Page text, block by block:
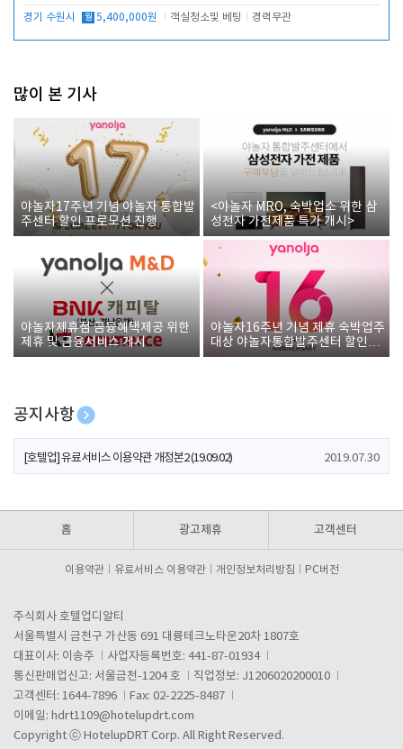
경기 수원시 월 5,400,000원 객실청소및 베팅 경력무관
많이 본 기사
야놀자17주년 기념 야놀자 통합발
주센터 할인 프로모션 진행
<야놀자 MRO, 숙박업소 위한 삼
성전자 가전제품 특가 개시>
야놀자제휴점 금융혜택제공 위한
제휴 및 금융서비스 게시
야놀자16주년 기념 제휴 숙박업주
대상 야놀자통합발주센터 할인쿠
폰 증정
공지사항
[호텔업] 개인정보 처리방침 개정본1 (19.09.02)
[호텔업] 유료서비스 이용약관 개정본2 (19.09.02) 2019.07.30
홈 광고제휴 고객센터
이용약관 유료서비스 이용약관 개인정보처리방침 PC버전
주식회사 호텔업디알티
서울특별시 금천구 가산동 691 대륭테크노타운20차 1807호
대표이사: 이송주
사업자등록번호: 441-87-01934
통신판매업신고: 서울금천-1204 호
직업정보: J1206020200010
고객센터: 1644-7896
Fax: 02-2225-8487
이메일: hdrt1109@hotelupdrt.com
Copyright ⓒ HotelupDRT Corp. All Right Reserved.